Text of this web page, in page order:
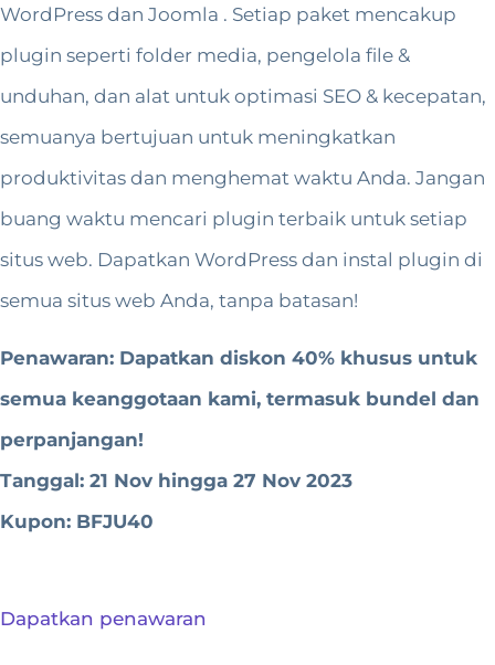
WordPress dan Joomla . Setiap paket mencakup
plugin seperti folder media, pengelola file &
unduhan, dan alat untuk optimasi SEO & kecepatan,
semuanya bertujuan untuk meningkatkan
produktivitas dan menghemat waktu Anda. Jangan
buang waktu mencari plugin terbaik untuk setiap
situs web. Dapatkan WordPress dan instal plugin di
semua situs web Anda, tanpa batasan!
Penawaran: Dapatkan diskon 40% khusus untuk
semua keanggotaan kami, termasuk bundel dan
perpanjangan!
Tanggal: 21 Nov hingga 27 Nov 2023
Kupon: BFJU40
Dapatkan penawaran